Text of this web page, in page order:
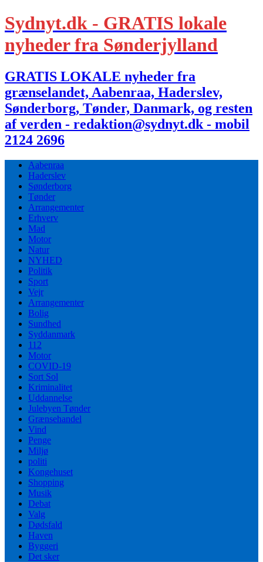
Sydnyt.dk - GRATIS lokale
nyheder fra Sønderjylland
GRATIS LOKALE nyheder fra
grænselandet, Aabenraa, Haderslev,
Sønderborg, Tønder, Danmark, og resten
af verden - redaktion@sydnyt.dk - mobil
2124 2696
Aabenraa
Haderslev
Sønderborg
Tønder
Arrangementer
Erhverv
Mad
Motor
Natur
NYHED
Politik
Sport
Vejr
Arrangementer
Bolig
Sundhed
Syddanmark
112
Motor
COVID-19
Sort Sol
Kriminalitet
Uddannelse
Julebyen Tønder
Grænsehandel
Vind
Penge
Miljø
politi
Kongehuset
Shopping
Musik
Debat
Valg
Dødsfald
Haven
Byggeri
Det sker